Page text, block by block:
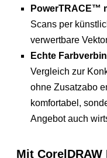
PowerTRACE™
Scans per
verwertbare
Echte
Vergleich zur
ohne Zusatzabo
komfortabel,
Angebot auch
Mit